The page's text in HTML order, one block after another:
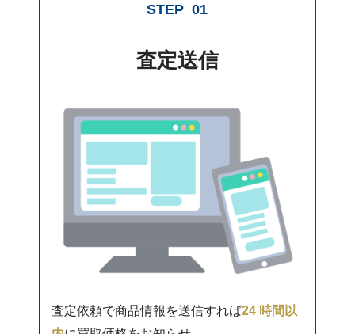
STEP 01
査定送信
査定依頼で商品情報を送信すれば24 時間以